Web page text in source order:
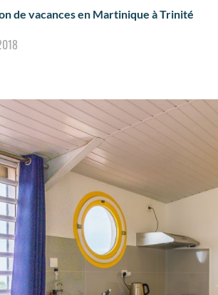
de vacances en Martinique à Trinité